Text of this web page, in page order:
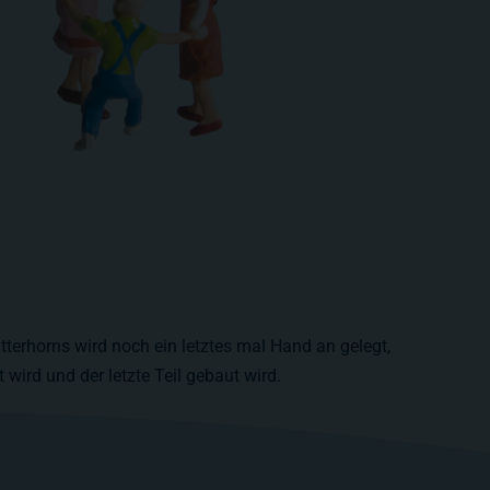
wird noch ein letztes mal Hand an gelegt,
und der letzte Teil gebaut wird.